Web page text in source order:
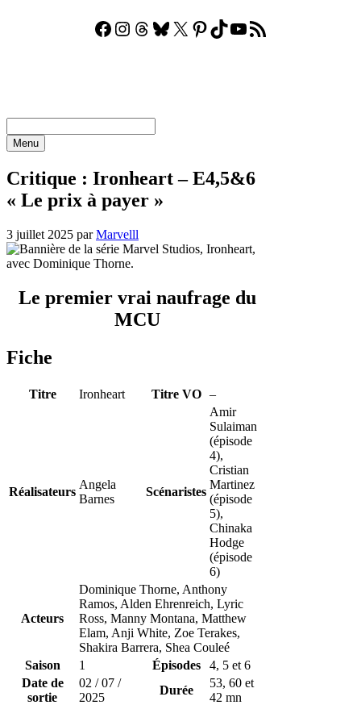
Facebook
Instagram
Threads
Bluesky
X Pinterest
TikTok
YouTube
Flux RSS
Menu
Critique : Ironheart – E4,5&6
« Le prix à payer »
3 juillet 2025 parMarvelll
Le premier vrai naufrage du
MCU
Fiche
Titre Ironheart Titre VO –
Réalisateurs
Angela
Barnes
Scénaristes
Amir
Sulaiman
(épisode
4),
Cristian
Martinez
(épisode
5),
Chinaka
Hodge
(épisode
6)
Acteurs
Dominique Thorne, Anthony
Ramos, Alden Ehrenreich, Lyric
Ross, Manny Montana, Matthew
Elam, Anji White, Zoe Terakes,
Shakira Barrera, Shea Couleé
Saison
1 Épisodes 4, 5 et 6
Date de
sortie
02 / 07 /
2025
Durée
53, 60 et
42 mn